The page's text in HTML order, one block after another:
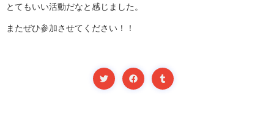
とてもいい活動だなと感じました。
またぜひ参加させてください！！